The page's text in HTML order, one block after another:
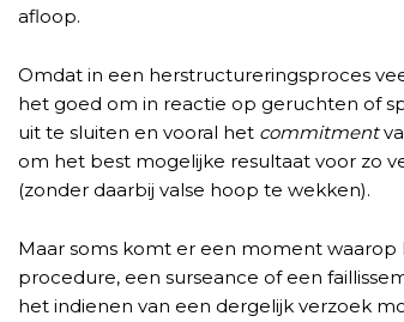
afloop.
Omdat in een herstructureringsproces
het goed om in reactie op geruchten of
uit te sluiten en vooral het commitment
om het best mogelijke resultaat voor zo
(zonder daarbij valse hoop te wekken).
Maar soms komt er een moment waarop
procedure, een surseance of een
het indienen van een dergelijk verzoek